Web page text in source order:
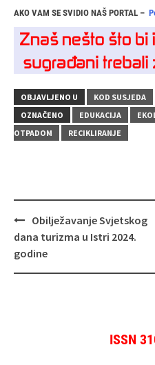
AKO VAM SE SVIDIO NAŠ PORTAL –
OBJAVLJENO U
KOD SUSJEDA
OZNAČENO
EDUKACIJA
OTPADOM
RECIKLIRANJE
Navigacija
objava
Obilježavanje Svjetskog
dana turizma u Istri 2024.
godine
ISSN